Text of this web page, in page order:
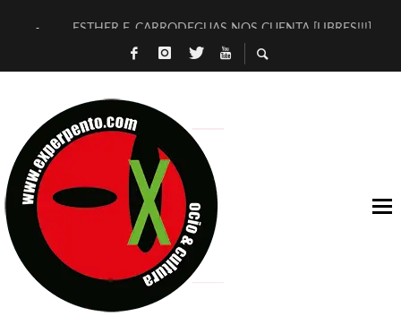
ESTHER F. CARRODEGUAS NOS CUENTA [LIBRES!!!]
[TERRA DE GUAPES] DE SANDRA MONFORT
TIMBRE 4, LA ESCUELA DEL DIRECTOR TEATRAL CLAUDIO
30 AÑOS (NO ES NADA) DE LA KATARSIS DEL TOMATAZO
MILITARES JUDÍAS EN #EXVITA
D’BALDOMEROS REINVENTAN [BITÁCORA 3.0] EN EXVITA
MARSHALL FLASH PRESENTA EN EXVITA [RELATIVA
JOFRE BARDAGÍ EN EXVITA INTERPRETANDO A SERRAT